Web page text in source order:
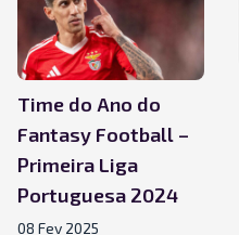
Time do Ano do
Fantasy Football –
Primeira Liga
Portuguesa 2024
08 Fev 2025